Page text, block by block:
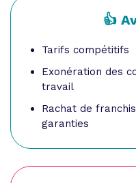
👍
Tarifs compétitifs
Exonération des
travail
Rachat de
garanties